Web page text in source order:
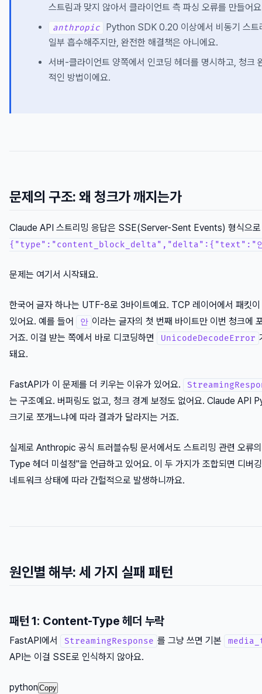
스트림과 맞지 않아서 클라이언트 측 파싱 오류를 만들어
anthropic
Python SDK 0.20 이상에서 비동기 스트
일부 흡수해주지만, 완전한 해결책은 아니에요.
서버-클라이언트 양쪽에서 인코딩 헤더를 명시하고, 청크
적인 방법이에요.
문제의 구조: 왜 청크가 깨지는가
Claude API 스트리밍 응답은 SSE(Server-Sent Events) 형식으로
{"type":"content_block_delta","delta":{"text":"
문제는 여기서 시작돼요.
한국어 글자 하나는 UTF-8로 3바이트예요. TCP 레이어에서 패킷
있어요. 예를 들어
안 이라는 글자의 첫 번째 바이트만 이번 청크에
거죠. 이걸 받는 쪽에서 바로 디코딩하면
UnicodeDecodeError
돼요.
FastAPI가 이 문제를 더 키우는 이유가 있어요.
는 구조예요. 버퍼링도 없고, 청크 경계 보정도 없어요. Claude API
크기로 쪼개느냐에 따라 결과가 달라지는 거죠.
실제로 Anthropic 공식 트러블슈팅 문서에서도 스트리밍 관련 오류
Type 헤더 미설정"을 언급하고 있어요. 이 두 가지가 조합되면 디버
네트워크 상태에 따라 간헐적으로 발생하니까요.
원인별 해부: 세 가지 실패 패턴
패턴 1: Content-Type 헤더 누락
FastAPI에서 StreamingResponse 를 그냥 쓰면 기본
API는 이걸 SSE로 인식하지 않아요.
python Copy